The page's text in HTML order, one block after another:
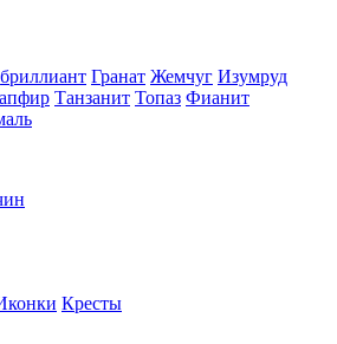
бриллиант Гранат Жемчуг Изумруд
Танзанит Топаз Фианит
Кресты